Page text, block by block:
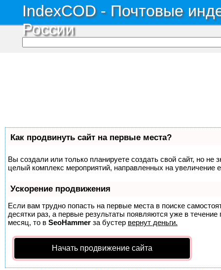
IndexCOD - Почтовые
России
Как продвинуть сайт на первые места?
Вы создали или только планируете создать свой сайт, но не
целый комплекс мероприятий, направленных на увеличение
Ускорение продвижения
Если вам трудно попасть на первые места в поиске
десятки раз, а первые результаты появляются уже в
месяц, то в SeoHammer за бустер вернут деньги.
Начать продвижение сайта